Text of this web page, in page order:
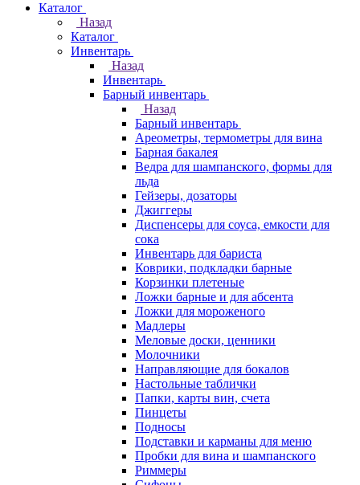
Каталог
Назад
Каталог
Инвентарь
Назад
Инвентарь
Барный инвентарь
Назад
Барный инвентарь
Ареометры, термометры для вина
Барная бакалея
Ведра для шампанского, формы для
льда
Гейзеры, дозаторы
Джиггеры
Диспенсеры для соуса, емкости для
сока
Инвентарь для бариста
Коврики, подкладки барные
Корзинки плетеные
Ложки барные и для абсента
Ложки для мороженого
Мадлеры
Меловые доски, ценники
Молочники
Направляющие для бокалов
Настольные таблички
Папки, карты вин, счета
Пинцеты
Подносы
Подставки и карманы для меню
Пробки для вина и шампанского
Риммеры